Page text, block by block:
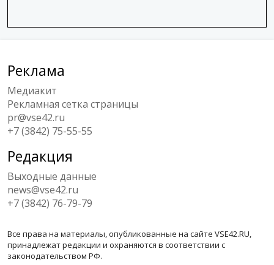
Реклама
Медиакит
Рекламная сетка страницы
pr@vse42.ru
+7 (3842) 75-55-55
Редакция
Выходные данные
news@vse42.ru
+7 (3842) 76-79-79
Все права на материалы, опубликованные на сайте VSE42.RU,
принадлежат редакции и охраняются в соответствии с
законодательством РФ.